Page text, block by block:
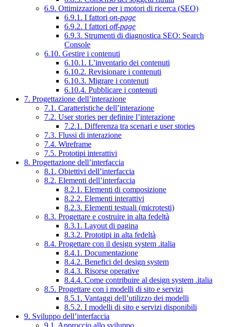
6.9. Ottimizzazione per i motori di ricerca (SEO)
6.9.1. I fattori on-page
6.9.2. I fattori off-page
6.9.3. Strumenti di diagnostica SEO: Search
Console
6.10. Gestire i contenuti
6.10.1. L’inventario dei contenuti
6.10.2. Revisionare i contenuti
6.10.3. Migrare i contenuti
6.10.4. Pubblicare i contenuti
7. Progettazione dell’interazione
7.1. Caratteristiche dell’interazione
7.2. User stories per definire l’interazione
7.2.1. Differenza tra scenari e user stories
7.3. Flussi di interazione
7.4. Wireframe
7.5. Prototipi interattivi
8. Progettazione dell’interfaccia
8.1. Obiettivi dell’interfaccia
8.2. Elementi dell’interfaccia
8.2.1. Elementi di composizione
8.2.2. Elementi interattivi
8.2.3. Elementi testuali (microtesti)
8.3. Progettare e costruire in alta fedeltà
8.3.1. Layout di pagina
8.3.2. Prototipi in alta fedeltà
8.4. Progettare con il design system .italia
8.4.1. Documentazione
8.4.2. Benefici del design system
8.4.3. Risorse operative
8.4.4. Come contribuire al design system .italia
8.5. Progettare con i modelli di sito e servizi
8.5.1. Vantaggi dell’utilizzo dei modelli
8.5.2. I modelli di sito e servizi disponibili
9. Sviluppo dell’interfaccia
9.1. Approccio allo sviluppo